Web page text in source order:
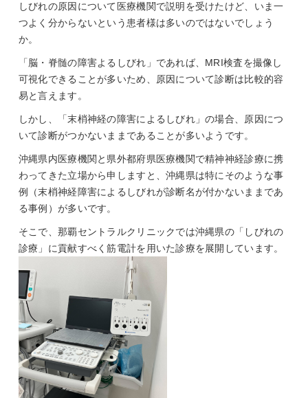
しびれの原因について医療機関で説明を受けたけど、いま一
つよく分からないという患者様は多いのではないでしょう
か。
「脳・脊髄の障害よるしびれ」であれば、MRI検査を撮像し
可視化できることが多いため、原因について診断は比較的容
易と言えます。
しかし、「末梢神経の障害によるしびれ」の場合、原因につ
いて診断がつかないままであることが多いようです。
沖縄県内医療機関と県外都府県医療機関で精神神経診療に携
わってきた立場から申しますと、沖縄県は特にそのような事
例（末梢神経障害によるしびれが診断名が付かないままであ
る事例）が多いです。
そこで、那覇セントラルクリニックでは沖縄県の「しびれの
診療」に貢献すべく筋電計を用いた診療を展開しています。